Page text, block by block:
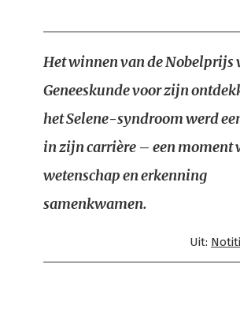
Het winnen van de Nobelprijs
Geneeskunde voor zijn
het Selene-syndroom werd
in zijn carrière – een moment
wetenschap en erkenning
samenkwamen.
Uit: